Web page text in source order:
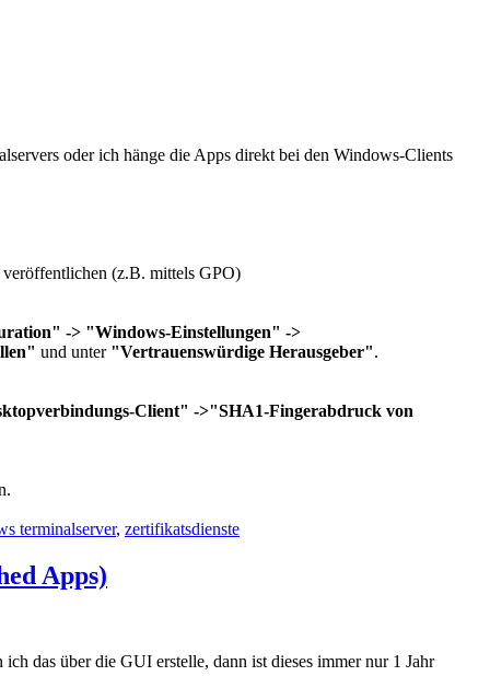
oder ich hänge die Apps direkt bei den Windows-Clients
(z.B. mittels GPO)
-> "Windows-Einstellungen" ->
und unter "Vertrauenswürdige Herausgeber".
Client" ->"SHA1-Fingerabdruck von
terminalserver, zertifikatsdienste
Apps)
das über die GUI erstelle, dann ist dieses immer nur 1 Jahr